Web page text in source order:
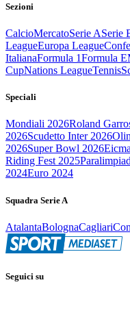
Sezioni
CalcioMercatoSerie ASerie
LeagueEuropa League
ItalianaFormula 1Formula E
CupNations LeagueTennis
Speciali
Mondiali 2026Roland
2026Scudetto Inter 2026
2026Super Bowl 2026
Riding Fest 2025
2024Euro 2024
Squadra Serie A
AtalantaBolognaCagliari
Seguici su